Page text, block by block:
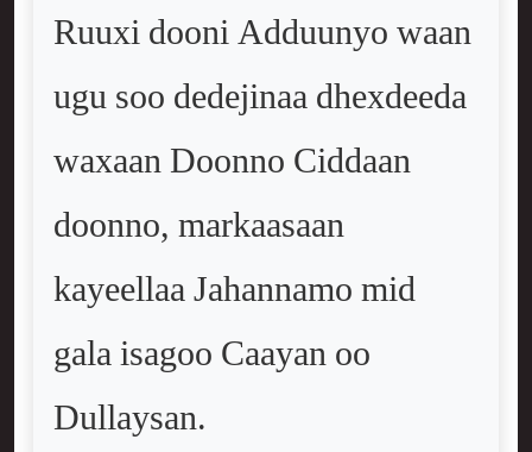
Ruuxi dooni Adduunyo waan
ugu soo dedejinaa dhexdeeda
waxaan Doonno Ciddaan
doonno, markaasaan
kayeellaa Jahannamo mid
gala isagoo Caayan oo
Dullaysan.